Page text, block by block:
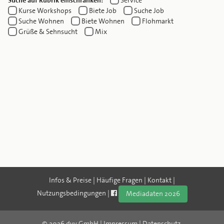
Kurse Workshops
Biete Job
Suche Job
Suche Wohnen
Biete Wohnen
Flohmarkt
Grüße & Sehnsucht
Mix
Infos & Preise | Häufige Fragen | Kontakt |
Nutzungsbedingungen
Mediadaten 2026